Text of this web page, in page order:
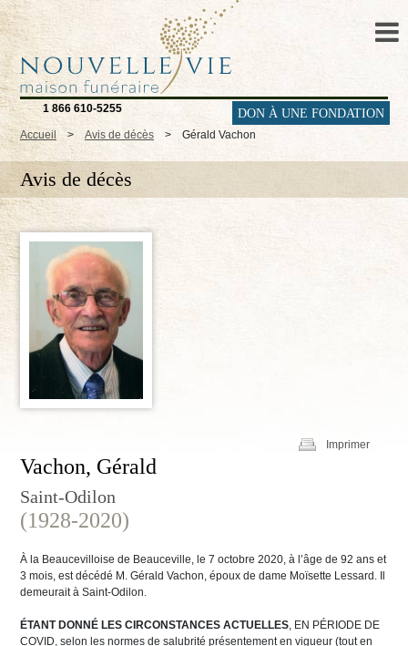
1 866 610-5255 DON À UNE FONDATION
Accueil > Avis de décès > Gérald Vachon
Avis de décès
Imprimer
Vachon, Gérald
Saint-Odilon
(1928-2020)
À la Beaucevilloise de Beauceville, le 7 octobre 2020, à l’âge de 92 ans et
3 mois, est décédé M. Gérald Vachon, époux de dame Moïsette Lessard. Il
demeurait à Saint-Odilon.
ÉTANT DONNÉ LES CIRCONSTANCES ACTUELLES, EN PÉRIODE DE
COVID, selon les normes de salubrité présentement en vigueur (tout en